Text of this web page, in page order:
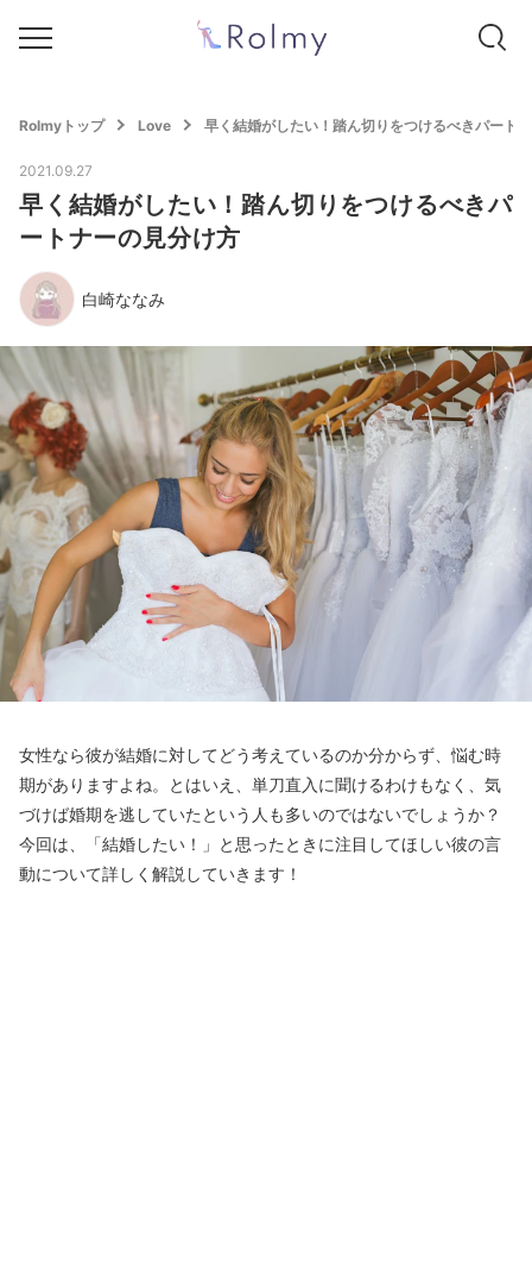
Rolmyトップ Love 早く結婚がしたい！踏ん切りをつけるべきパート
2021.09.27
早く結婚がしたい！踏ん切りをつけるべきパ
ートナーの見分け方
白崎ななみ
女性なら彼が結婚に対してどう考えているのか分からず、悩む時
期がありますよね。とはいえ、単刀直入に聞けるわけもなく、気
づけば婚期を逃していたという人も多いのではないでしょうか？
今回は、「結婚したい！」と思ったときに注目してほしい彼の言
動について詳しく解説していきます！